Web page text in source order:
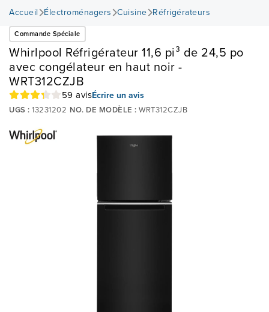
Accueil Électroménagers Cuisine Réfrigérateurs
Commande Spéciale
Whirlpool Réfrigérateur 11,6 pi³ de 24,5 po
avec congélateur en haut noir -
WRT312CZJB
59 avisÉcrire un avis
UGS : 13231202 NO. DE MODÈLE : WRT312CZJB